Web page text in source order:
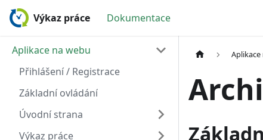
Výkaz práce Dokumentace
Aplikace na webu
Přihlášení / Registrace
Základní ovládání
Úvodní strana
Výkaz práce